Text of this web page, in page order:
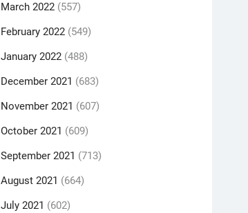
March 2022 (557)
February 2022 (549)
January 2022 (488)
December 2021 (683)
November 2021 (607)
October 2021 (609)
September 2021 (713)
August 2021 (664)
July 2021 (602)